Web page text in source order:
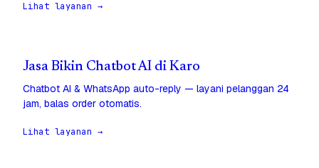
Lihat layanan →
Jasa Bikin Chatbot AI di Karo
Chatbot AI & WhatsApp auto-reply — layani pelanggan 24
jam, balas order otomatis.
Lihat layanan →